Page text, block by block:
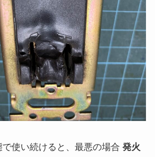
使い続けると、最悪の場合 発火